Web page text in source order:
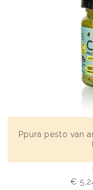
Ppura pesto van
€